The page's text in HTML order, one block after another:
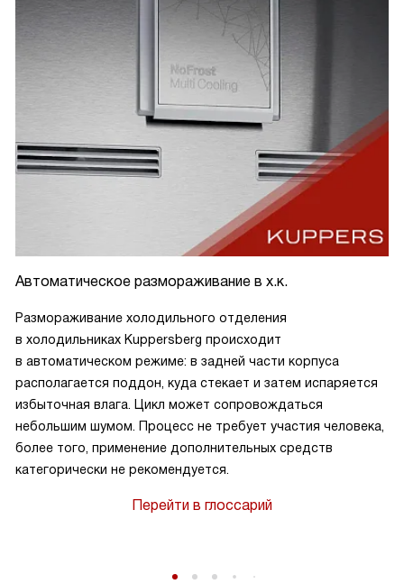
Автоматическое размораживание в х.к.
Размораживание холодильного отделения
в холодильниках Kuppersberg происходит
в автоматическом режиме: в задней части корпуса
располагается поддон, куда стекает и затем испаряется
избыточная влага. Цикл может сопровождаться
небольшим шумом. Процесс не требует участия человека,
более того, применение дополнительных средств
категорически не рекомендуется.
Перейти в глоссарий